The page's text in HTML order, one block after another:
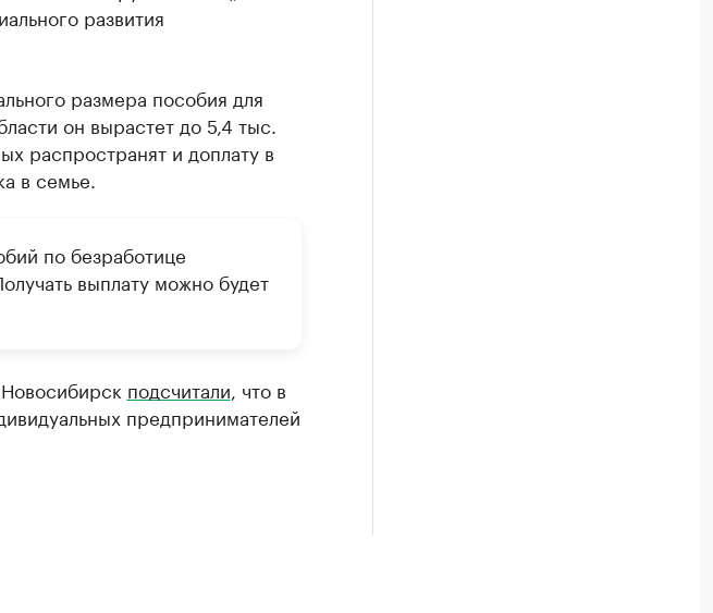
развития
размера пособия для
он вырастет до 5,4 тыс.
распространят и доплату в
в семье.
по безработице
выплату можно будет
подсчитали , что в
предпринимателей